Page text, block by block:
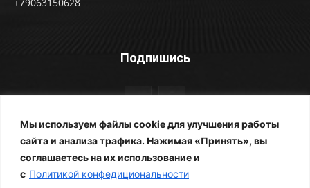
Мы используем файлы cookie для улучшения работы
сайта и анализа трафика. Нажимая «Принять», вы
соглашаетесь на их использование и
с Политикой конфедициональности
+79063150628
Подпишись
© Новости Саратова 2014-2025